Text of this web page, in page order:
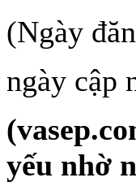
(Ngày
ngày cập
yếu nhờ